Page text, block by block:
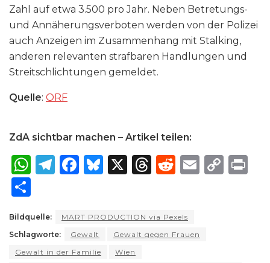
Zahl auf etwa 3.500 pro Jahr. Neben Betretungs-
und Annäherungsverboten werden von der Polizei
auch Anzeigen im Zusammenhang mit Stalking,
anderen relevanten strafbaren Handlungen und
Streitschlichtungen gemeldet.
Quelle: ORF
ZdA sichtbar machen – Artikel teilen:
W
ts
A
T
g
ra
F
e
b
B
s
k
X
T
a
d
R
di
t
E
C
ar
e
Bildquelle:
MART PRODUCTION via Pexels
Schlagworte:
Gewalt
Gewalt gegen Frauen
Gewalt in der Familie
Wien